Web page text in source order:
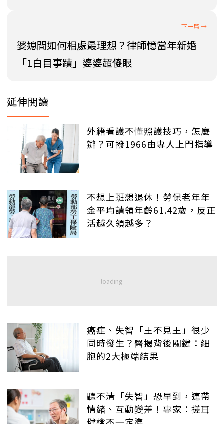
婆媳間如何相處最理想？律師憶當年新婚
「1白目事蹟」婆婆超傻眼
延伸閱讀
外籍看護不懂照護技巧，怎麼
辦？可撥1966由專人上門指導
不想上班想退休！勞保老年年
金平均請領年齡61.42歲，反正
活越久領越多？
癌症、失智「王不見王」很少
同時發生？醫揭背後關鍵：細
胞的2大極端結果
聽不清「失智」恐早到，連帶
情緒、互動變差！專家：搓耳